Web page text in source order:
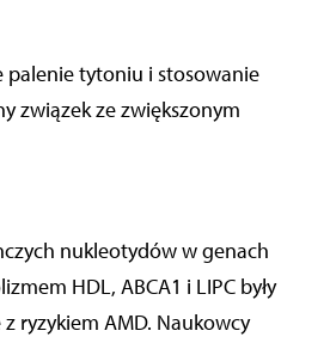
palenie tytoniu i stosowanie
związek ze zwiększonym
nukleotydów w genach
HDL, ABCA1 i LIPC były
ryzykiem AMD. Naukowcy